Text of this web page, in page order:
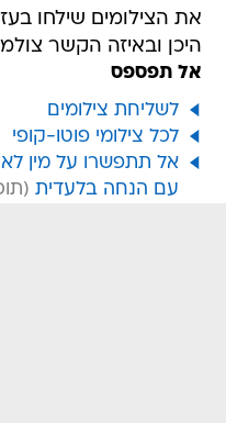
את הצילומים שילחו
היכן ובאיזה הקשר
אל תפספס
לשליחת צילומים
לכל צילומי פוטו-קופי
אל תתפשרו על מין
עם הנחה בלעדית